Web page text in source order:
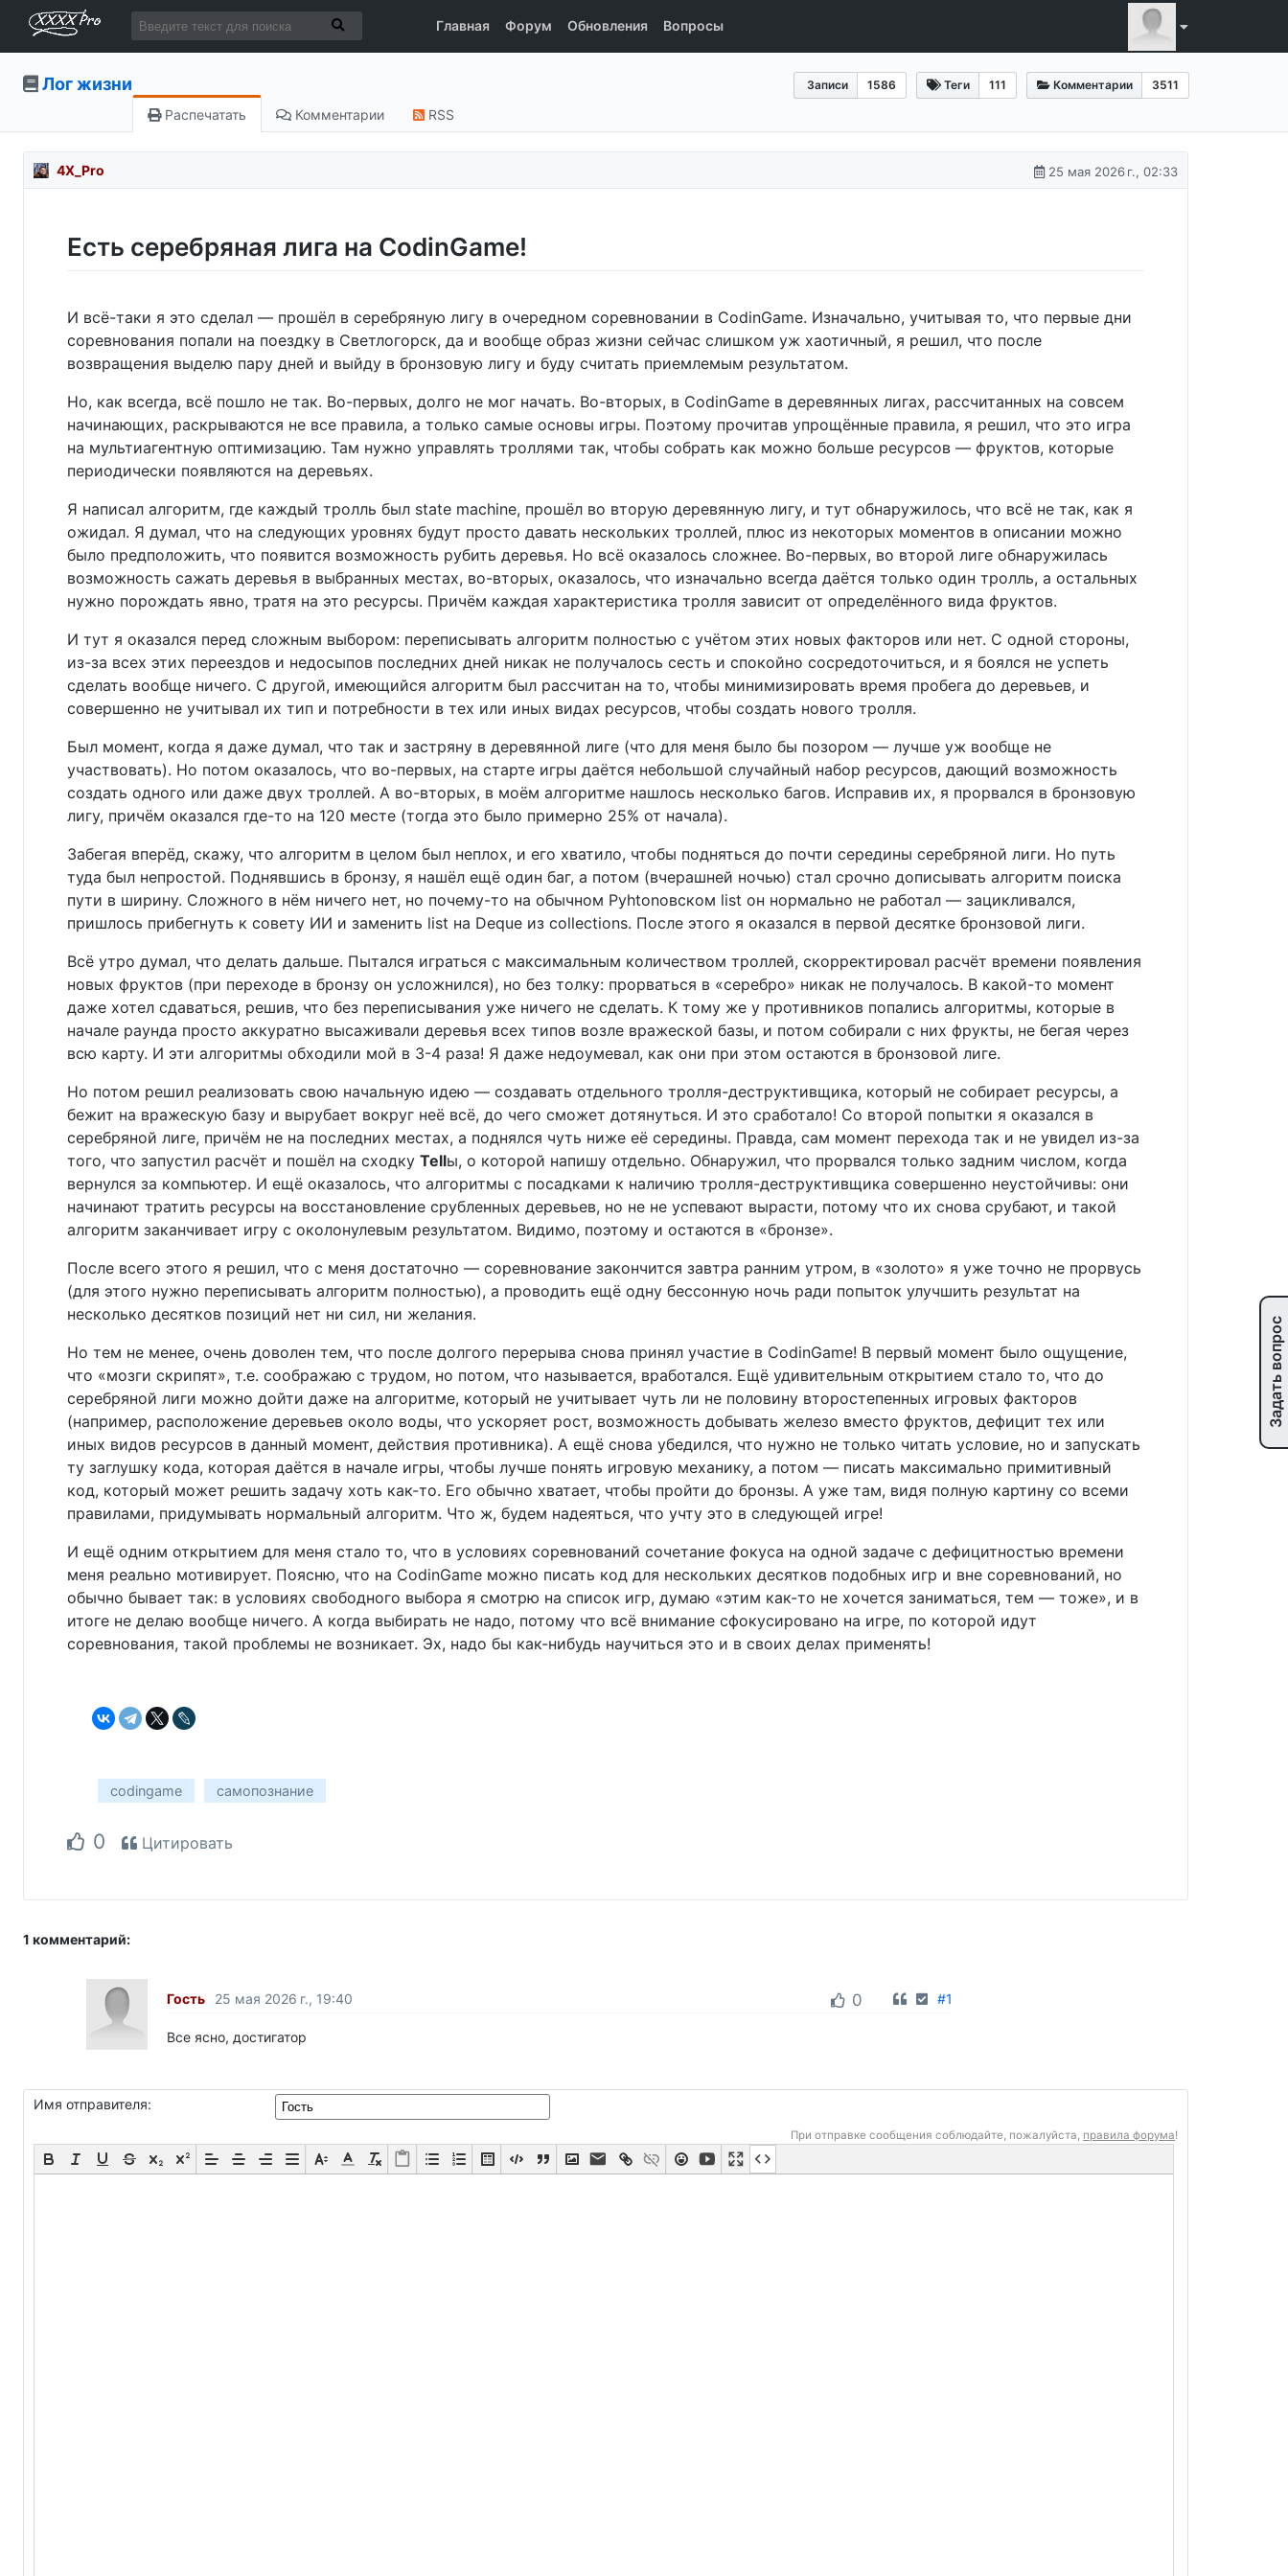
Главная Форум Обновления Вопросы
Записи 1586 Теги 111 Комментарии 3511
Лог жизни
Распечатать Комментарии RSS
4X_Pro 25 мая 2026 г., 02:33
Есть серебряная лига на CodinGame!
И всё-таки я это сделал — прошёл в серебряную лигу в очередном соревновании в CodinGame. Изначально, учитывая то, что первые дни
соревнования попали на поездку в Светлогорск, да и вообще образ жизни сейчас слишком уж хаотичный, я решил, что после
возвращения выделю пару дней и выйду в бронзовую лигу и буду считать приемлемым результатом.
Но, как всегда, всё пошло не так. Во-первых, долго не мог начать. Во-вторых, в CodinGame в деревянных лигах, рассчитанных на совсем
начинающих, раскрываются не все правила, а только самые основы игры. Поэтому прочитав упрощённые правила, я решил, что это игра
на мультиагентную оптимизацию. Там нужно управлять троллями так, чтобы собрать как можно больше ресурсов — фруктов, которые
периодически появляются на деревьях.
Я написал алгоритм, где каждый тролль был state machine, прошёл во вторую деревянную лигу, и тут обнаружилось, что всё не так, как я
ожидал. Я думал, что на следующих уровнях будут просто давать нескольких троллей, плюс из некоторых моментов в описании можно
было предположить, что появится возможность рубить деревья. Но всё оказалось сложнее. Во-первых, во второй лиге обнаружилась
возможность сажать деревья в выбранных местах, во-вторых, оказалось, что изначально всегда даётся только один тролль, а остальных
нужно порождать явно, тратя на это ресурсы. Причём каждая характеристика тролля зависит от определённого вида фруктов.
И тут я оказался перед сложным выбором: переписывать алгоритм полностью с учётом этих новых факторов или нет. С одной стороны,
из-за всех этих переездов и недосыпов последних дней никак не получалось сесть и спокойно сосредоточиться, и я боялся не успеть
сделать вообще ничего. С другой, имеющийся алгоритм был рассчитан на то, чтобы минимизировать время пробега до деревьев, и
совершенно не учитывал их тип и потребности в тех или иных видах ресурсов, чтобы создать нового тролля.
Был момент, когда я даже думал, что так и застряну в деревянной лиге (что для меня было бы позором — лучше уж вообще не
участвовать). Но потом оказалось, что во-первых, на старте игры даётся небольшой случайный набор ресурсов, дающий возможность
создать одного или даже двух троллей. А во-вторых, в моём алгоритме нашлось несколько багов. Исправив их, я прорвался в бронзовую
лигу, причём оказался где-то на 120 месте (тогда это было примерно 25% от начала).
Забегая вперёд, скажу, что алгоритм в целом был неплох, и его хватило, чтобы подняться до почти середины серебряной лиги. Но путь
туда был непростой. Поднявшись в бронзу, я нашёл ещё один баг, а потом (вчерашней ночью) стал срочно дописывать алгоритм поиска
пути в ширину. Сложного в нём ничего нет, но почему-то на обычном Pyhtonовском list он нормально не работал — зацикливался,
пришлось прибегнуть к совету ИИ и заменить list на Deque из collections. После этого я оказался в первой десятке бронзовой лиги.
Всё утро думал, что делать дальше. Пытался играться с максимальным количеством троллей, скорректировал расчёт времени появления
новых фруктов (при переходе в бронзу он усложнился), но без толку: прорваться в «серебро» никак не получалось. В какой-то момент
даже хотел сдаваться, решив, что без переписывания уже ничего не сделать. К тому же у противников попались алгоритмы, которые в
начале раунда просто аккуратно высаживали деревья всех типов возле вражеской базы, и потом собирали с них фрукты, не бегая через
всю карту. И эти алгоритмы обходили мой в 3-4 раза! Я даже недоумевал, как они при этом остаются в бронзовой лиге.
Но потом решил реализовать свою начальную идею — создавать отдельного тролля-деструктивщика, который не собирает ресурсы, а
бежит на вражескую базу и вырубает вокруг неё всё, до чего сможет дотянуться. И это сработало! Со второй попытки я оказался в
серебряной лиге, причём не на последних местах, а поднялся чуть ниже её середины. Правда, сам момент перехода так и не увидел из-за
того, что запустил расчёт и пошёл на сходку Tellы, о которой напишу отдельно. Обнаружил, что прорвался только задним числом, когда
вернулся за компьютер. И ещё оказалось, что алгоритмы с посадками к наличию тролля-деструктивщика совершенно неустойчивы: они
начинают тратить ресурсы на восстановление срубленных деревьев, но не не успевают вырасти, потому что их снова срубают, и такой
алгоритм заканчивает игру с околонулевым результатом. Видимо, поэтому и остаются в «бронзе».
После всего этого я решил, что с меня достаточно — соревнование закончится завтра ранним утром, в «золото» я уже точно не прорвусь
(для этого нужно переписывать алгоритм полностью), а проводить ещё одну бессонную ночь ради попыток улучшить результат на
несколько десятков позиций нет ни сил, ни желания.
Но тем не менее, очень доволен тем, что после долгого перерыва снова принял участие в CodinGame! В первый момент было ощущение,
что «мозги скрипят», т.е. соображаю с трудом, но потом, что называется, вработался. Ещё удивительным открытием стало то, что до
серебряной лиги можно дойти даже на алгоритме, который не учитывает чуть ли не половину второстепенных игровых факторов
(например, расположение деревьев около воды, что ускоряет рост, возможность добывать железо вместо фруктов, дефицит тех или
иных видов ресурсов в данный момент, действия противника). А ещё снова убедился, что нужно не только читать условие, но и запускать
ту заглушку кода, которая даётся в начале игры, чтобы лучше понять игровую механику, а потом — писать максимально примитивный
код, который может решить задачу хоть как-то. Его обычно хватает, чтобы пройти до бронзы. А уже там, видя полную картину со всеми
правилами, придумывать нормальный алгоритм. Что ж, будем надеяться, что учту это в следующей игре!
И ещё одним открытием для меня стало то, что в условиях соревнований сочетание фокуса на одной задаче с дефицитностью времени
меня реально мотивирует. Поясню, что на CodinGame можно писать код для нескольких десятков подобных игр и вне соревнований, но
обычно бывает так: в условиях свободного выбора я смотрю на список игр, думаю «этим как-то не хочется заниматься, тем — тоже», и в
итоге не делаю вообще ничего. А когда выбирать не надо, потому что всё внимание сфокусировано на игре, по которой идут
соревнования, такой проблемы не возникает. Эх, надо бы как-нибудь научиться это и в своих делах применять!
codingame самопознание
0 Цитировать
1 комментарий:
Гость 25 мая 2026 г., 19:40 0 #1
Все ясно, достигатор
Имя отправителя:
При отправке сообщения соблюдайте, пожалуйста, правила форума!
Задать вопрос